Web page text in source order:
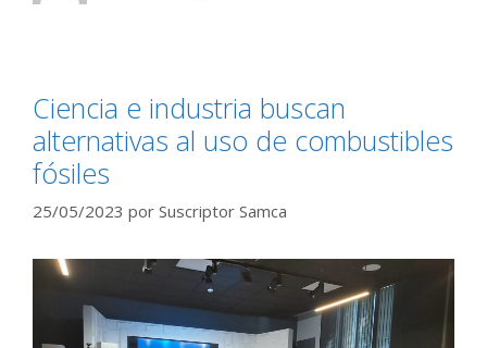
Ciencia e industria buscan
alternativas al uso de combustibles
fósiles
25/05/2023 por Suscriptor Samca